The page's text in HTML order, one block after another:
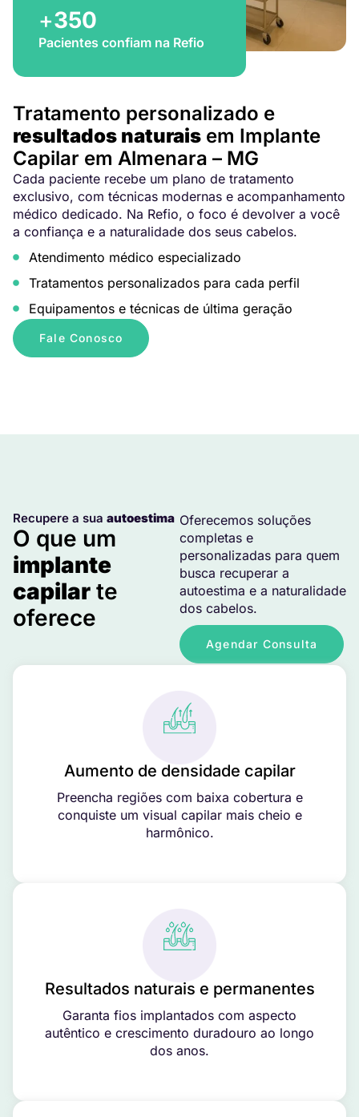
+350
Pacientes confiam na Refio
Tratamento personalizado e
resultados naturais em Implante
Capilar em Almenara – MG
Cada paciente recebe um plano de tratamento
exclusivo, com técnicas modernas e acompanhamento
médico dedicado. Na Refio, o foco é devolver a você
a confiança e a naturalidade dos seus cabelos.
Atendimento médico especializado
Tratamentos personalizados para cada perfil
Equipamentos e técnicas de última geração
Fale Conosco
Recupere a sua autoestima
O que um
implante
capilar te
oferece
Oferecemos soluções
completas e
personalizadas para quem
busca recuperar a
autoestima e a naturalidade
dos cabelos.
Agendar Consulta
Aumento de densidade capilar
Preencha regiões com baixa cobertura e
conquiste um visual capilar mais cheio e
harmônico.
Resultados naturais e permanentes
Garanta fios implantados com aspecto
autêntico e crescimento duradouro ao longo
dos anos.